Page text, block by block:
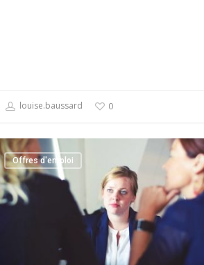
louise.baussard 0
Offres d'emploi